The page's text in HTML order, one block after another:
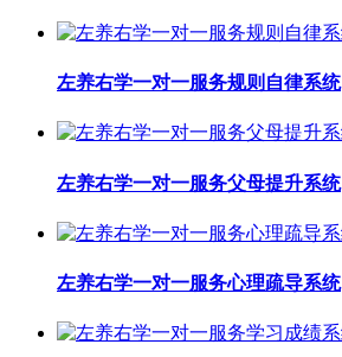
左养右学一对一服务规则自律系统
左养右学一对一服务父母提升系统
左养右学一对一服务心理疏导系统